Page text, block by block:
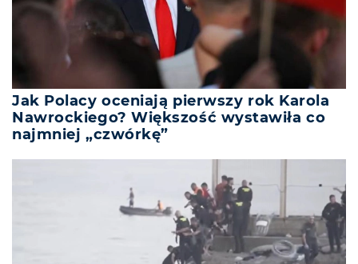
Jak Polacy oceniają pierwszy rok Karola
Nawrockiego? Większość wystawiła co
najmniej „czwórkę”